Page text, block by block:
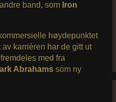
band, somIron
høydepunktet
karrièren har de gitt ut
med fra
Abrahamssom ny